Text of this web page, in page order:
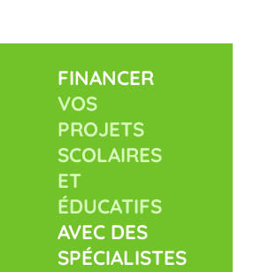
FINANCER
VOS
PROJETS
SCOLAIRES
ET
ÉDUCATIFS
AVEC DES
SPÉCIALISTES